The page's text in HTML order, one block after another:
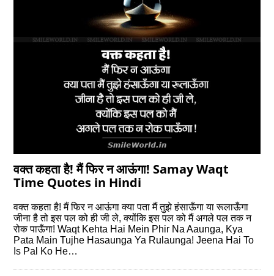
वक्त कहता है! मैं फिर न आऊंगा! Samay Waqt
Time Quotes in Hindi
वक्त कहता है! मैं फिर न आऊंगा क्या पता मैं तुझे हंसाऊँगा या रूलाऊँगा
जीना है तो इस पल को ही जी ले, क्योंकि इस पल को मैं अगले पल तक न
रोक पाऊँगा! Waqt Kehta Hai Mein Phir Na Aaunga, Kya
Pata Main Tujhe Hasaunga Ya Rulaunga! Jeena Hai To
Is Pal Ko He…